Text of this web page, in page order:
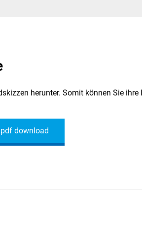
herunter. Somit können Sie
download